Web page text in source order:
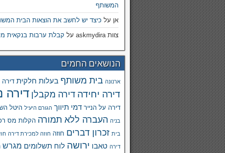
המשותף
אן על כיצד יש לחשב את הוצאות הבית
צוות askmydira
על קבלת ערבות בנקאית
הנושאים החמים
ארנונה בית משותף בעלות חלקית
דירה יחידה דירה מקבלן דירה
דירה על הנייר דמי תיווך הגורם היעיל היטל
בניה העברה ללא תמורה הקלות מס
בית זכרון דברים חוזה חוזה למכירת דירה
דירה טאבו ירושה לוח תשלומים מגרש